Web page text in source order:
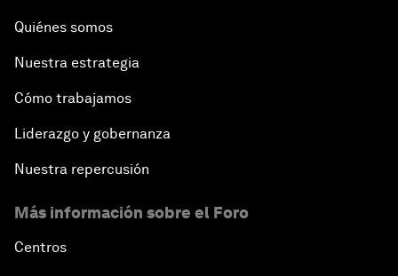
Quiénes somos
Nuestra estrategia
Cómo trabajamos
Liderazgo y gobernanza
Nuestra repercusión
Más información sobre el Foro
Centros